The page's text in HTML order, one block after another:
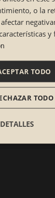
un 5% de
o la
y
TODO
TODO